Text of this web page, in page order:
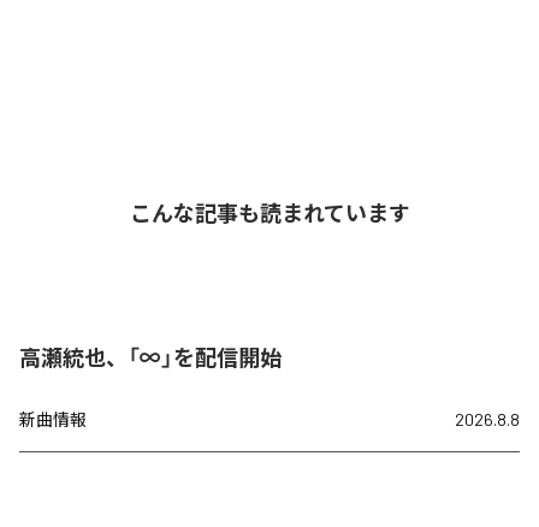
こんな記事も読まれています
高瀬統也、「∞」を配信開始
新曲情報 2026.8.8